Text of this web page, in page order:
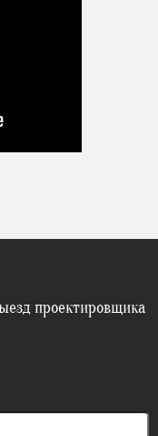
проектировщика